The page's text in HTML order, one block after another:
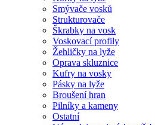
Smývače vosků
Strukturovače
Škrabky na vosk
Voskovací profily
Žehličky na lyže
Oprava skluznice
Kufry na vosky
Pásky na lyže
Broušení hran
Pilníky a kameny
Ostatní